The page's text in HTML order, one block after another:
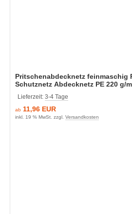
Pritschenabdecknetz feinmaschig
Schutznetz Abdecknetz PE 220 g/
Lieferzeit: 3-4 Tage
ab 11,96 EUR
inkl. 19 % MwSt. zzgl. Versandkosten